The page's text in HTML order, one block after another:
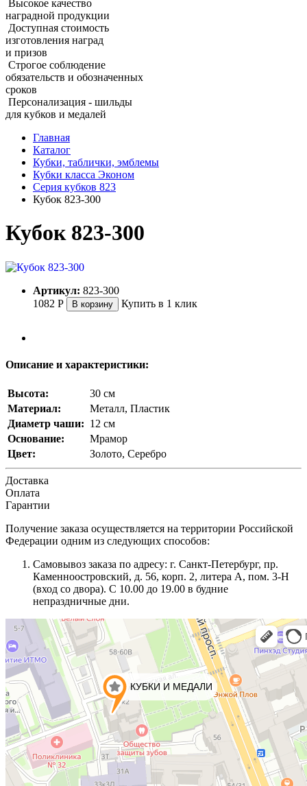
Высокое качество
наградной продукции
Доступная стоимость
изготовления наград
и призов
Строгое соблюдение
обязательств и обозначенных
сроков
Персонализация - шильды
для кубков и медалей
Главная
Каталог
Кубки, таблички, эмблемы
Кубки класса Эконом
Серия кубков 823
Кубок 823‑300
Кубок 823‑300
Артикул: 823-300
1082 Р В корзину Купить в 1 клик
Описание и характеристики:
Высота:
30 см
Материал:
Металл, Пластик
Диаметр чаши: 12 см
Основание:
Мрамор
Цвет:
Золото, Серебро
Доставка
Оплата
Гарантии
Получение заказа осуществляется на территории Российской
Федерации одним из следующих способов:
Самовывоз заказа по адресу: г. Санкт-Петербург, пр.
Каменноостровский, д. 56, корп. 2, литера А, пом. 3-Н
(вход со двора). С 10.00 до 19.00 в будние
непраздничные дни.